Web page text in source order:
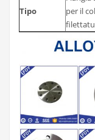
Tipo
per il